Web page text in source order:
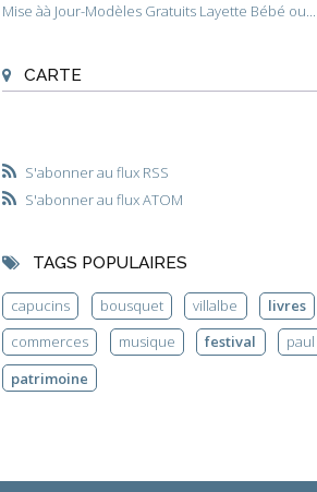
Mise àà Jour-Modèles Gratuits Layette Bébé ou...
CARTE
S'abonner au flux RSS
S'abonner au flux ATOM
TAGS POPULAIRES
capucins bousquet villalbe livres
commerces
musique festival
patrimoine